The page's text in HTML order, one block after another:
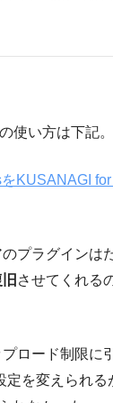
使い方は下記。
KUSANAGI
プラグインは
させてくれる
ロード制限に
定を変えられる